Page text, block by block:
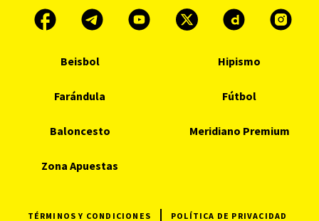
Beisbol Hipismo
Farándula Fútbol
Baloncesto Meridiano Premium
Zona Apuestas
TÉRMINOS Y CONDICIONES POLÍTICA DE PRIVACIDAD